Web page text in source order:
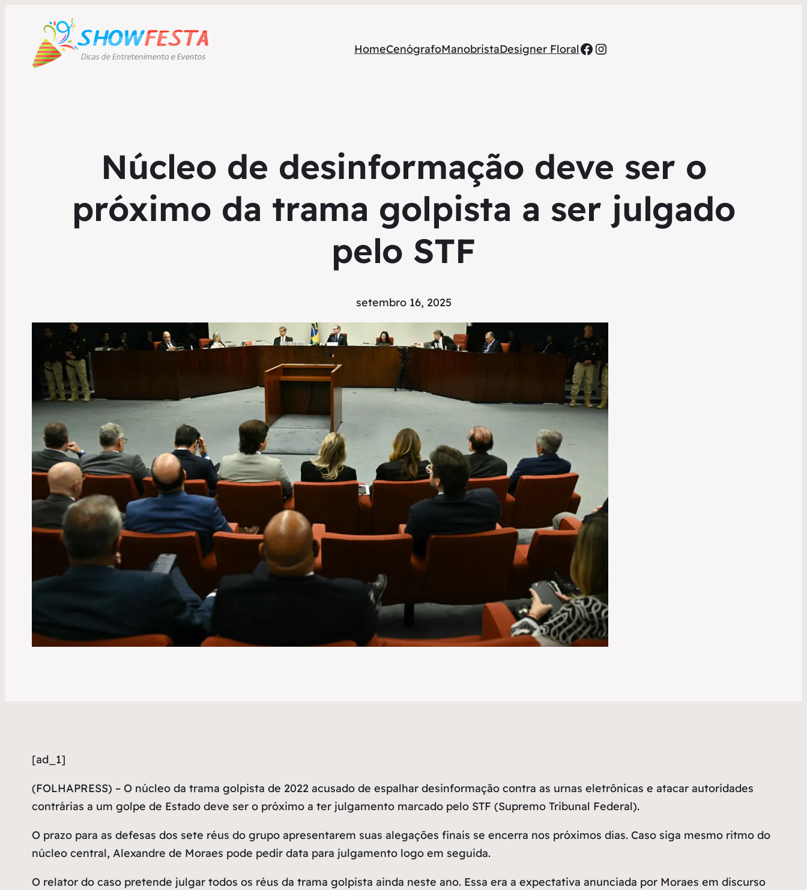
HomeCenógrafoManobristaDesigner FloralFacebook
Instagram
Núcleo de desinformação deve ser o
próximo da trama golpista a ser julgado
pelo STF
setembro 16, 2025
[ad_1]
(FOLHAPRESS) – O núcleo da trama golpista de 2022 acusado de espalhar desinformação contra as urnas eletrônicas e atacar autoridades
contrárias a um golpe de Estado deve ser o próximo a ter julgamento marcado pelo STF (Supremo Tribunal Federal).
O prazo para as defesas dos sete réus do grupo apresentarem suas alegações finais se encerra nos próximos dias. Caso siga mesmo ritmo do
núcleo central, Alexandre de Moraes pode pedir data para julgamento logo em seguida.
O relator do caso pretende julgar todos os réus da trama golpista ainda neste ano. Essa era a expectativa anunciada por Moraes em discurso